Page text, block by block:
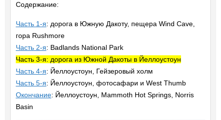
Содержание:
Часть 1-я: дорога в Южную Дакоту, пещера Wind Cave,
гора Rushmore
Часть 2-я: Badlands National Park
Часть 3-я: дорога из Южной Дакоты в Йеллоустоун
Часть 4-я: Йеллоустоун, Гейзеровый холм
Часть 5-я: Йеллоустоун, фотосафари и West Thumb
Окончание: Йеллоустоун, Mammoth Hot Springs, Norris
Basin